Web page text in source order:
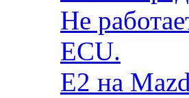
Не
ECU.
E2 на